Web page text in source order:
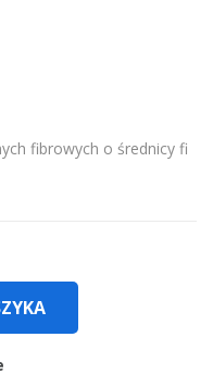
fibrowych o średnicy fi